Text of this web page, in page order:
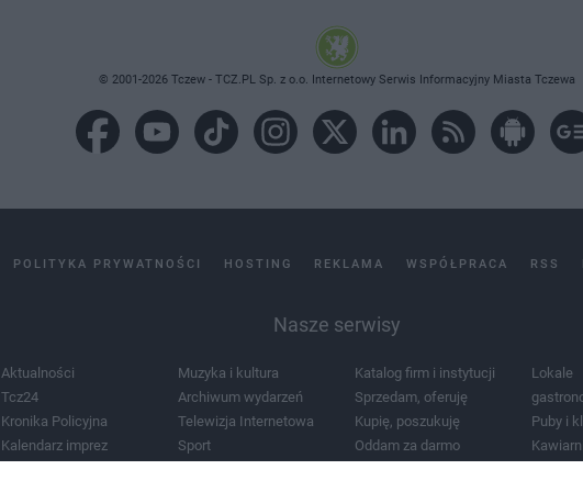
© 2001-2026 Tczew - TCZ.PL Sp. z o.o. Internetowy Serwis Informacyjny Miasta Tczewa
POLITYKA PRYWATNOŚCI HOSTING REKLAMA WSPÓŁPRACA RSS
Nasze serwisy
Aktualności
Tcz24
Kronika Policyjna
Kalendarz imprez
Muzyka i kultura
Archiwum wydarzeń
Telewizja Internetowa
Sport
Katalog firm i instytucji
Sprzedam, oferuję
Kupię, poszukuję
Oddam za darmo
Lokale
Puby i